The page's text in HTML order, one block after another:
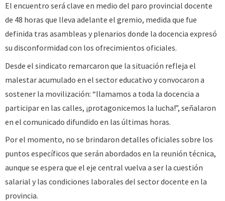
El encuentro será clave en medio del paro provincial docente
de 48 horas que lleva adelante el gremio, medida que fue
definida tras asambleas y plenarios donde la docencia expresó
su disconformidad con los ofrecimientos oficiales.
Desde el sindicato remarcaron que la situación refleja el
malestar acumulado en el sector educativo y convocaron a
sostener la movilización: “llamamos a toda la docencia a
participar en las calles, ¡protagonicemos la lucha!”, señalaron
en el comunicado difundido en las últimas horas.
Por el momento, no se brindaron detalles oficiales sobre los
puntos específicos que serán abordados en la reunión técnica,
aunque se espera que el eje central vuelva a ser la cuestión
salarial y las condiciones laborales del sector docente en la
provincia.